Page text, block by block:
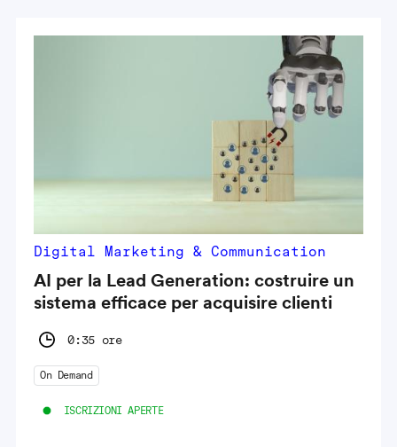
Digital Marketing & Communication
AI per la Lead Generation: costruire un
sistema efficace per acquisire clienti
0:35 ore
On Demand
ISCRIZIONI APERTE